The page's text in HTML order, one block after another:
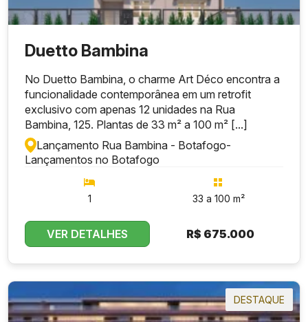
Duetto Bambina
No Duetto Bambina, o charme Art Déco encontra a
funcionalidade contemporânea em um retrofit
exclusivo com apenas 12 unidades na Rua
Bambina, 125. Plantas de 33 m² a 100 m² [...]
Lançamento Rua Bambina - Botafogo-
Lançamentos no Botafogo
1 33 a 100 m²
VER DETALHES R$ 675.000
DESTAQUE